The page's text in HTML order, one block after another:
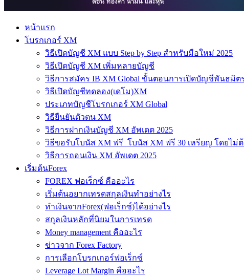
หน้าแรก
โบรกเกอร์ XM
วิธีเปิดบัญชี XM แบบ Step by Step สำหรับมือใหม่ 2025
วิธีเปิดบัญชี XM เพิ่มหลายบัญชี
วิธีการสมัคร IB XM Global ขั้นตอนการเปิดบัญชีพันธมิตร
วิธีเปิดบัญชีทดลอง(เดโม)XM
ประเภทบัญชีโบรกเกอร์ XM Global
วิธียืนยันตัวตน XM
วิธีการฝากเงินบัญชี XM อัพเดต 2025
วิธีขอรับโบนัส XM ฟรี โบนัส XM ฟรี 30 เหรียญ โดยไม่ต้
วิธีการถอนเงิน XM อัพเดต 2025
เริ่มต้นForex
FOREX ฟอเร็กซ์ คืออะไร
เริ่มต้นอยากเทรดสกุลเงินทำอย่างไร
ทำเงินจากForex(ฟอเร็กซ์)ได้อย่างไร
สกุลเงินหลักที่นิยมในการเทรด
Money management คืออะไร
ข่าวจาก Forex Factory
การเลือกโบรกเกอร์ฟอเร็กซ์
Leverage Lot Margin คืออะไร